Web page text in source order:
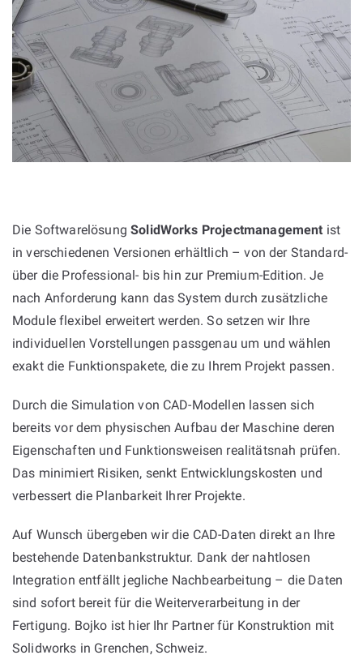
Die SoftwarelösungSolidWorks Projectmanagement ist
in verschiedenen Versionen erhältlich – von der Standard-
über die Professional- bis hin zur Premium-Edition. Je
nach Anforderung kann das System durch zusätzliche
Module flexibel erweitert werden. So setzen wir Ihre
individuellen Vorstellungen passgenau um und wählen
exakt die Funktionspakete, die zu Ihrem Projekt passen.
Durch die Simulation von CAD-Modellen lassen sich
bereits vor dem physischen Aufbau der Maschine deren
Eigenschaften und Funktionsweisen realitätsnah prüfen.
Das minimiert Risiken, senkt Entwicklungskosten und
verbessert die Planbarkeit Ihrer Projekte.
Auf Wunsch übergeben wir die CAD-Daten direkt an Ihre
bestehende Datenbankstruktur. Dank der nahtlosen
Integration entfällt jegliche Nachbearbeitung – die Daten
sind sofort bereit für die Weiterverarbeitung in der
Fertigung. Bojko ist hier Ihr Partner für Konstruktion mit
Solidworks in Grenchen, Schweiz.